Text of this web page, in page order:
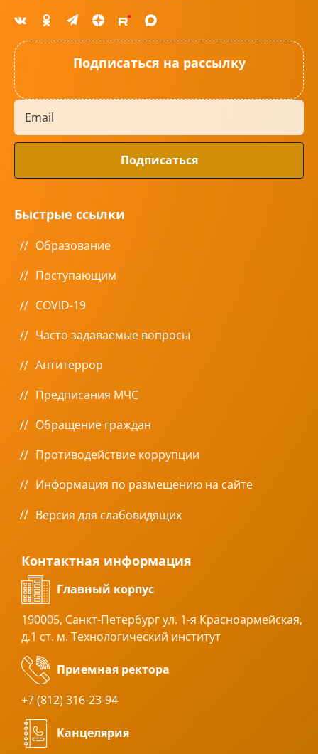
Подписаться на рассылку
Быстрые ссылки
Образование
Поступающим
COVID-19
Часто задаваемые вопросы
Антитеррор
Предписания МЧС
Обращение граждан
Противодействие коррупции
Информация по размещению на сайте
Версия для слабовидящих
Контактная информация
Главный корпус
190005, Санкт-Петербург ул. 1-я Красноармейская,
д.1 ст. м. Технологический институт
Приемная ректора
+7 (812) 316-23-94
Канцелярия